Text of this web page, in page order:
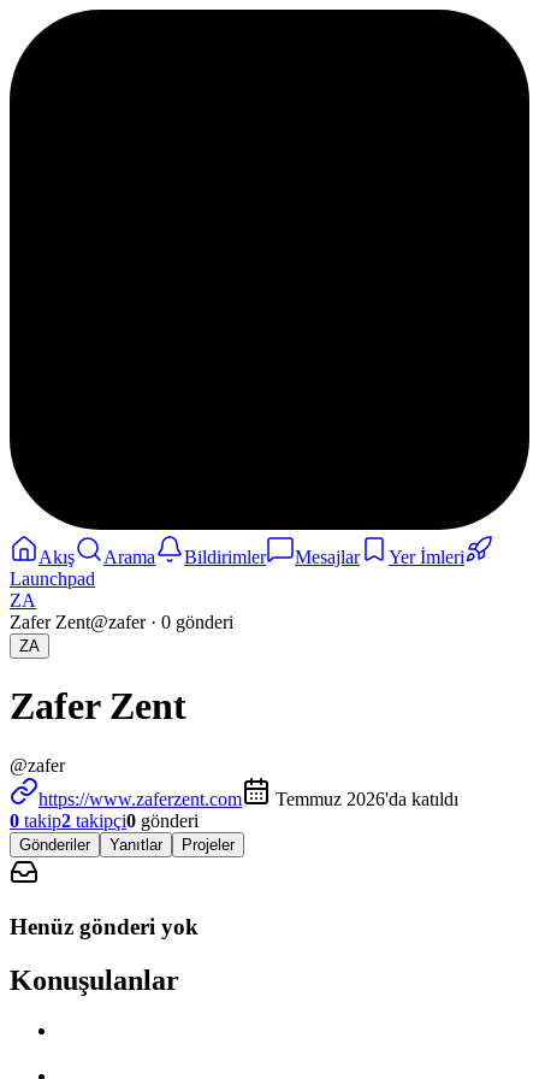
Akış Arama Bildirimler Mesajlar
Yer İmleri
Launchpad
ZA
Zafer Zent@zafer· 0 gönderi
ZA
Zafer Zent
@zafer
https://www.zaferzent.com
Temmuz 2026'da katıldı
0 takip2 takipçi0 gönderi
Gönderiler Yanıtlar Projeler
Henüz gönderi yok
Konuşulanlar